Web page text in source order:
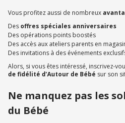
Vous profitez aussi de nombreux
Des offres spéciales anniversaires
Des opérations points boostés
Des accès aux ateliers parents en
Des invitations à des événements
Alors, si vous êtes intéressé, inscrivez-
de fidélité d’Autour de Bébé sur son
Ne manquez pas les
du Bébé